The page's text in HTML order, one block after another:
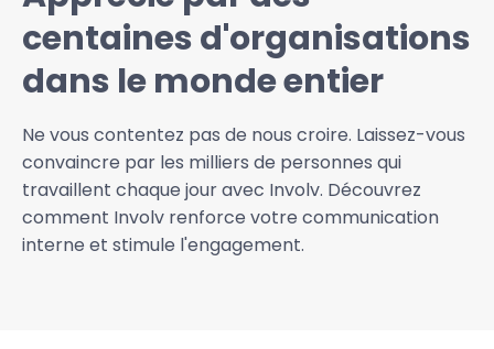
centaines d'organisations
dans le monde entier
Ne vous contentez pas de nous croire. Laissez-vous
convaincre par les milliers de personnes qui
travaillent chaque jour avec Involv. Découvrez
comment Involv renforce votre communication
interne et stimule l'engagement.